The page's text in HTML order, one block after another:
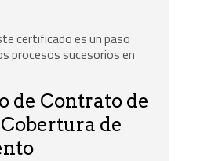
certificado es un paso
procesos sucesorios en
de Contrato de
de